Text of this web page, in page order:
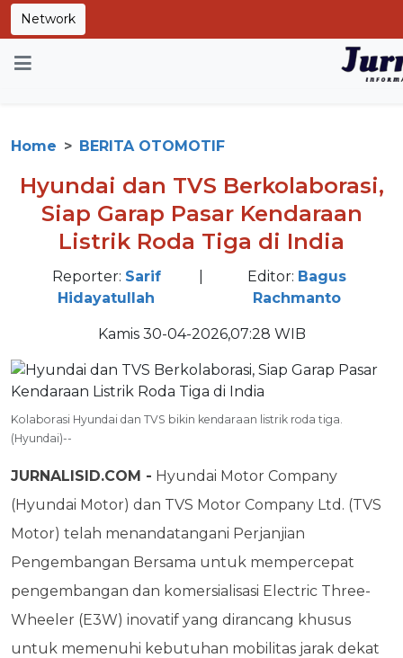
Network
Home BERITA OTOMOTIF
Hyundai dan TVS Berkolaborasi,
Siap Garap Pasar Kendaraan
Listrik Roda Tiga di India
Reporter: Sarif
Hidayatullah
Editor: Bagus
Rachmanto
Kamis 30-04-2026,07:28 WIB
Kolaborasi Hyundai dan TVS bikin kendaraan listrik roda tiga.
(Hyundai)--
JURNALISID.COM - Hyundai Motor Company
(Hyundai Motor) dan TVS Motor Company Ltd. (TVS
Motor) telah menandatangani Perjanjian
Pengembangan Bersama untuk mempercepat
pengembangan dan komersialisasi Electric Three-
Wheeler (E3W) inovatif yang dirancang khusus
untuk memenuhi kebutuhan mobilitas jarak dekat